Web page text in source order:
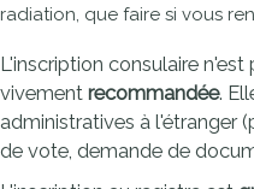
radiation, que faire si vous
L'inscription consulaire
vivement recommandée.
administratives à l'étranger
de vote, demande de